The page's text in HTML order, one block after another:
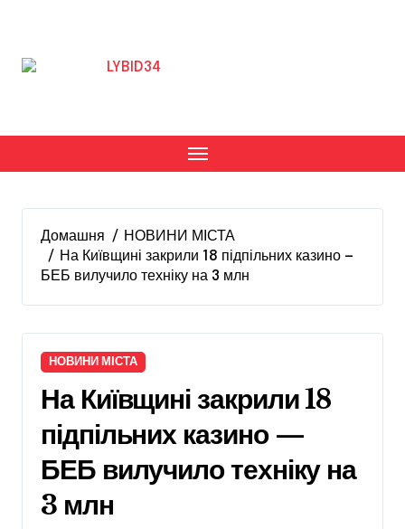
Домашня
НОВИНИ МІСТА
На Київщині закрили 18 підпільних казино —
БЕБ вилучило техніку на 3 млн
НОВИНИ МІСТА
На Київщині закрили 18
підпільних казино —
БЕБ вилучило техніку на
3 млн